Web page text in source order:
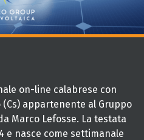
on-line calabrese con
appartenente al Gruppo
Marco Lefosse. La testata
e nasce come settimanale